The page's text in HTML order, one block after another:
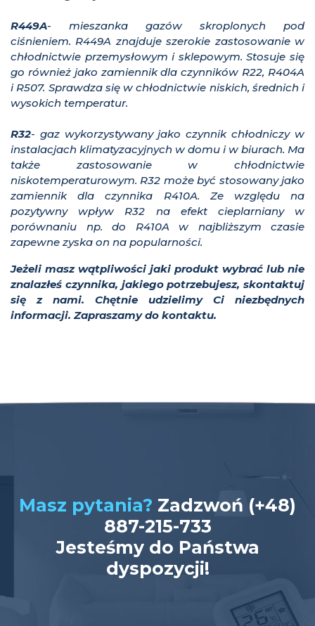
R449A- mieszanka gazów skroplonych pod
ciśnieniem. R449A znajduje szerokie zastosowanie w
chłodnictwie przemysłowym i sklepowym. Stosuje się
go również jako zamiennik dla czynników R22, R404A
i R507. Sprawdza się w chłodnictwie niskich, średnich i
wysokich temperatur.
R32- gaz wykorzystywany jako czynnik chłodniczy w
instalacjach klimatyzacyjnych w domu i w biurach. Ma
także zastosowanie w chłodnictwie
niskotemperaturowym. R32 może być stosowany jako
zamiennik dla czynnika R410A. Ze względu na
pozytywny wpływ R32 na efekt cieplarniany w
porównaniu np. do R410A w najbliższym czasie
zapewne zyska on na popularności.
Jeżeli masz wątpliwości jaki produkt wybrać lub nie
znalazłeś czynnika, jakiego potrzebujesz, skontaktuj
się z nami. Chętnie udzielimy Ci niezbędnych
informacji. Zapraszamy do kontaktu.
Masz pytania? Zadzwoń (+48)
887-215-733
Jesteśmy do Państwa
dyspozycji!